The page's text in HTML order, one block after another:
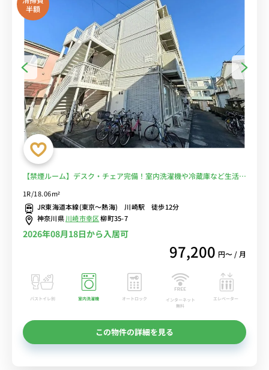
半額
【禁煙ルーム】デスク・チェア完備！室内洗濯機や冷蔵庫など生活家
24時まで営業スーパー・サミットストアや川崎幸市場まで徒歩約5分
■選べるWi-Fi格安レンタル中！
1R/18.06m²
JR東海道本線(東京～熱海) 川崎駅 徒歩12分
神奈川県川崎市幸区柳町35-7
2026年08月18日から入居可
97,200 円〜 / 月
バストイレ別 室内洗濯機 オートロック
インターネット
無料
エレベーター
この物件の詳細を見る